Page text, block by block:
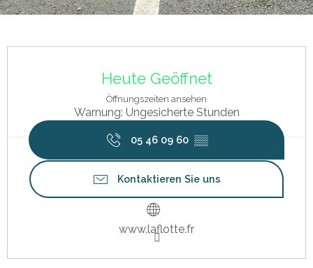
Heute Geöffnet
Öffnungszeiten ansehen
Warnung: Ungesicherte Stunden
05 46 09 60 ▒▒
Kontaktieren Sie uns
www.laflotte.fr